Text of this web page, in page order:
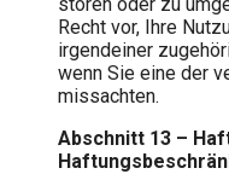
Recht vor, Ihre
irgendeiner
wenn Sie eine der
missachten.
Abschnitt 13 –